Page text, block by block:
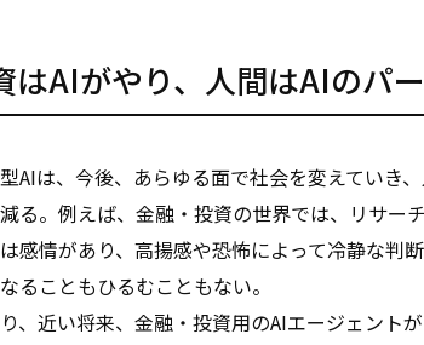
はAIがやり、人間はAIのパ
AIは、今後、あらゆる面で社会を変えていき
る。例えば、金融・投資の世界では、リサー
感情があり、高揚感や恐怖によって冷静な判
ることもひるむこともない。
、近い将来、金融・投資用のAIエージェント